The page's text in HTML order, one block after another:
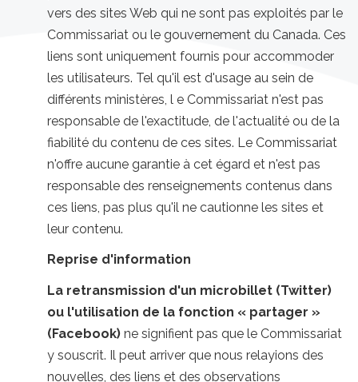
vers des sites Web qui ne sont pas exploités par le
Commissariat ou le gouvernement du Canada. Ces
liens sont uniquement fournis pour accommoder
les utilisateurs. Tel qu'il est d'usage au sein de
différents ministères, l e Commissariat n'est pas
responsable de l'exactitude, de l'actualité ou de la
fiabilité du contenu de ces sites. Le Commissariat
n'offre aucune garantie à cet égard et n'est pas
responsable des renseignements contenus dans
ces liens, pas plus qu'il ne cautionne les sites et
leur contenu.
Reprise d'information
La retransmission d'un microbillet (Twitter)
ou l'utilisation de la fonction « partager »
(Facebook) ne signifient pas que le Commissariat
y souscrit. Il peut arriver que nous relayions des
nouvelles, des liens et des observations